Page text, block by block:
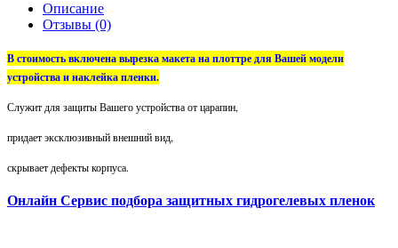
Описание
Отзывы (0)
В стоимость включена вырезка макета на плоттре для Вашей модели
устройства и наклейка пленки.
Служит для защиты Вашего устройства от царапин,
придает эксклюзивный внешний вид,
скрывает дефекты корпуса.
Онлайн Сервис подбора защитных гидрогелевых пленок